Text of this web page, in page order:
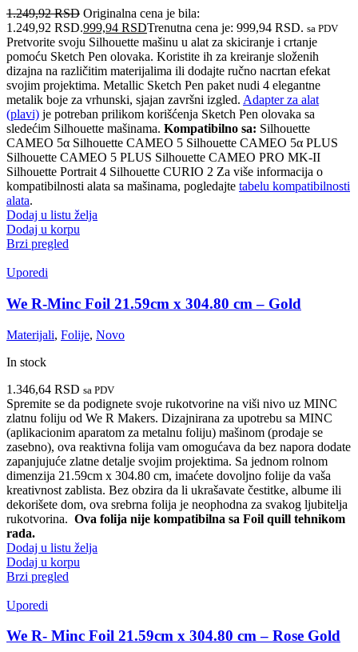
1.249,92RSD Originalna cena je bila:
1.249,92 RSD.999,94 RSDTrenutna cena je: 999,94 RSD. sa PDV
Pretvorite svoju Silhouette mašinu u alat za skiciranje i crtanje
pomoću Sketch Pen olovaka. Koristite ih za kreiranje složenih
dizajna na različitim materijalima ili dodajte ručno nacrtan efekat
svojim projektima. Metallic Sketch Pen paket nudi 4 elegantne
metalik boje za vrhunski, sjajan završni izgled. Adapter za alat
(plavi) je potreban prilikom korišćenja Sketch Pen olovaka sa
sledećim Silhouette mašinama. Kompatibilno sa: Silhouette
CAMEO 5α Silhouette CAMEO 5 Silhouette CAMEO 5α PLUS
Silhouette CAMEO 5 PLUS Silhouette CAMEO PRO MK-II
Silhouette Portrait 4 Silhouette CURIO 2 Za više informacija o
kompatibilnosti alata sa mašinama, pogledajte tabelu kompatibilnosti
alata.
Dodaj u listu želja
Dodaj u korpu
Brzi pregled
Uporedi
We R-Minc Foil 21.59cm x 304.80 cm – Gold
Materijali, Folije, Novo
In stock
1.346,64 RSD sa PDV
Spremite se da podignete svoje rukotvorine na viši nivo uz MINC
zlatnu foliju od We R Makers. Dizajnirana za upotrebu sa MINC
(aplikacionim aparatom za metalnu foliju) mašinom (prodaje se
zasebno), ova reaktivna folija vam omogućava da bez napora dodate
zapanjujuće zlatne detalje svojim projektima. Sa jednom rolnom
dimenzija 21.59cm x 304.80 cm, imaćete dovoljno folije da vaša
kreativnost zablista. Bez obzira da li ukrašavate čestitke, albume ili
dekorišete dom, ova srebrna folija je neophodna za svakog ljubitelja
rukotvorina. Ova folija nije kompatibilna sa Foil quill tehnikom
rada.
Dodaj u listu želja
Dodaj u korpu
Brzi pregled
Uporedi
We R- Minc Foil 21.59cm x 304.80 cm – Rose Gold